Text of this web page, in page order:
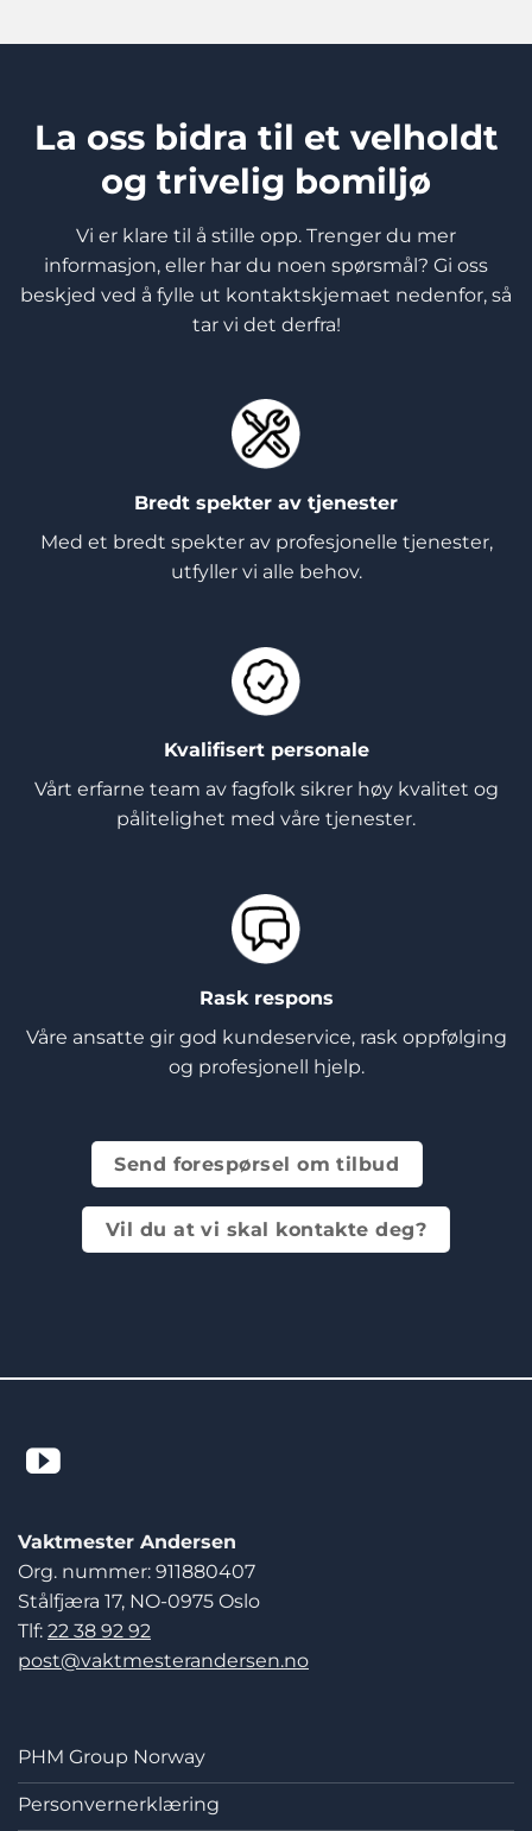
La oss bidra til et velholdt
og trivelig bomiljø
Vi er klare til å stille opp. Trenger du mer
informasjon, eller har du noen spørsmål? Gi oss
beskjed ved å fylle ut kontaktskjemaet nedenfor, så
tar vi det derfra!
Bredt spekter av tjenester
Med et bredt spekter av profesjonelle tjenester,
utfyller vi alle behov.
Kvalifisert personale
Vårt erfarne team av fagfolk sikrer høy kvalitet og
pålitelighet med våre tjenester.
Rask respons
Våre ansatte gir god kundeservice, rask oppfølging
og profesjonell hjelp.
Send forespørsel om tilbud
Vil du at vi skal kontakte deg?
Vaktmester Andersen
Org. nummer: 911880407
Stålfjæra 17, NO-0975 Oslo
Tlf: 22 38 92 92
post@vaktmesterandersen.no
PHM Group Norway
Personvernerklæring